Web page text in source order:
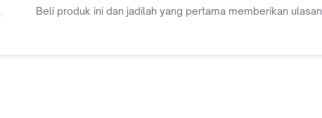
Beli produk ini dan jadilah yang pertama memberikan ulasan